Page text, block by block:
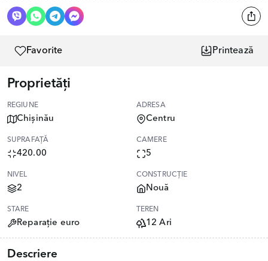
Favorite Printează
Proprietăți
REGIUNE
Chișinău
ADRESA
Centru
SUPRAFAȚĂ
420.00
CAMERE
5
NIVEL
2
CONSTRUCȚIE
Nouă
STARE
Reparație euro
TEREN
12 Ari
Descriere